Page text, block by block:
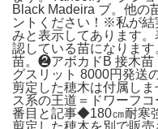
Black Madeira ブ。他の
ントください！※私が結
みと表示してあります
認している苗になりま
苗。❷アボカドB 接木苗
グスリット 8000円発送
剪定した穂木は付属し
ス系の王道＝ドワーフ
番目と記事◆180㎝耐寒
剪定した穂木を別で販